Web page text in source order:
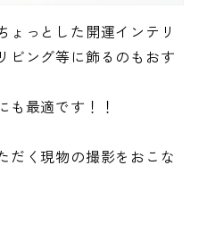
ょっとした開運インテリ
ビング等に飾るのもおす
も最適です！！
く現物の撮影をおこな